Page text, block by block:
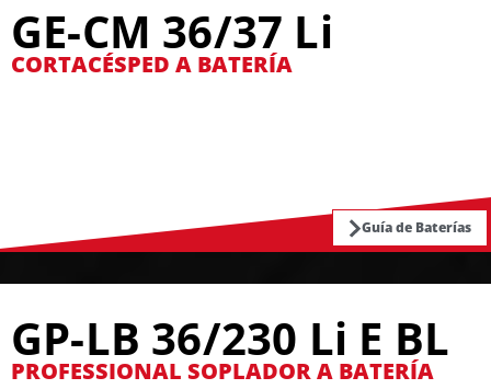
GE-CM 36/37 Li
CORTACÉSPED A BATERÍA
Guía de Baterías
GP-LB 36/230 Li E BL
PROFESSIONAL SOPLADOR A BATERÍA